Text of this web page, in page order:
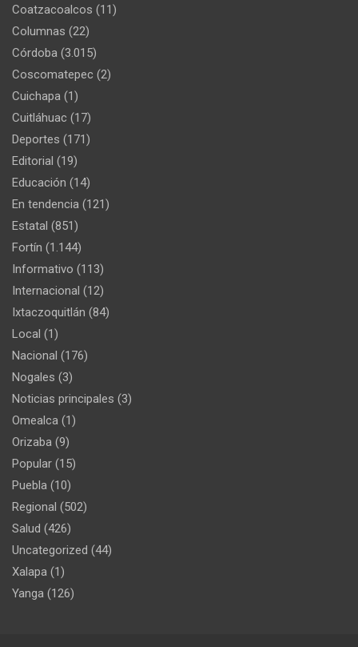
Coatzacoalcos (11)
Columnas (22)
Córdoba (3.015)
Coscomatepec (2)
Cuichapa (1)
Cuitláhuac (17)
Deportes (171)
Editorial (19)
Educación (14)
En tendencia (121)
Estatal (851)
Fortín (1.144)
Informativo (113)
Internacional (12)
Ixtaczoquitlán (84)
Local (1)
Nacional (176)
Nogales (3)
Noticias principales (3)
Omealca (1)
Orizaba (9)
Popular (15)
Puebla (10)
Regional (502)
Salud (426)
Uncategorized (44)
Xalapa (1)
Yanga (126)